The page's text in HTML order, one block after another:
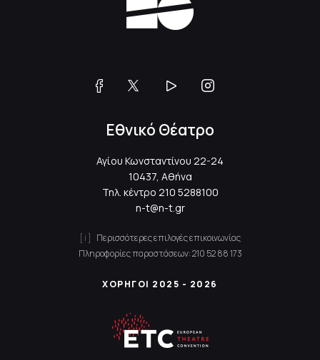
Εθνικό Θέατρο
Αγίου Κωνσταντίνου 22-24
10437, Αθήνα
Τηλ. κέντρο 210 5288100
n-t@n-t.gr
Περισσότερες επιλογές επικοινωνίας
Πληροφορίες παραστάσεων:210 52 88 173
ΧΟΡΗΓΟΙ 2025 - 2026